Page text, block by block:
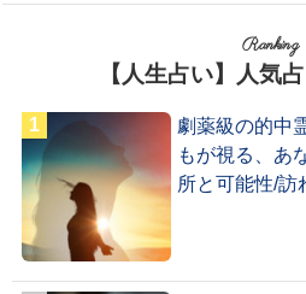
Ranking
【人生占い】人気
劇薬級の的中
もが視る、あ
所と可能性/訪